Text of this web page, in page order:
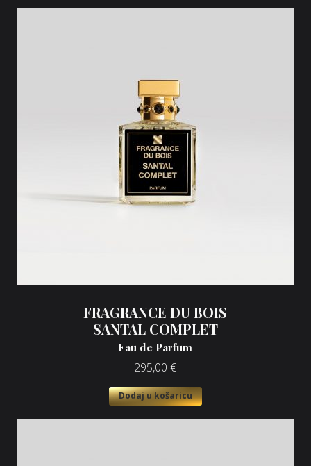
FRAGRANCE DU BOIS
SANTAL COMPLET
Eau de Parfum
295,00 €
Dodaj u košaricu